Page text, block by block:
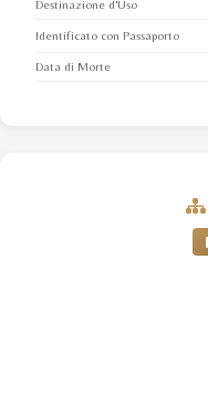
Destinazione d'Uso
Identificato con Passaporto
Data di Morte